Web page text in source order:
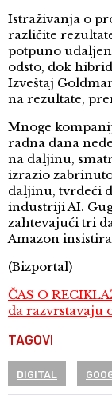
Istraživanja o
različite
potpuno
odsto, dok
Izveštaj
na rezultate,
Mnoge
radna dana
na daljinu,
izrazio
daljinu, tvrdeći
industriji AI.
zahtevajući tri
Amazon
(Bizportal)
ČAS O
da razvrstavaju
TAGOVI
DIGITAL